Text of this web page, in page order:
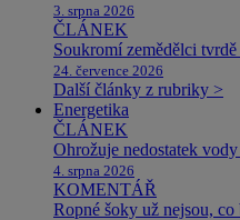
3. srpna 2026
ČLÁNEK
Soukromí zemědělci
24. července 2026
Další články z rubriky >
Energetika
ČLÁNEK
Ohrožuje nedostatek
4. srpna 2026
KOMENTÁŘ
Ropné šoky už nejsou,